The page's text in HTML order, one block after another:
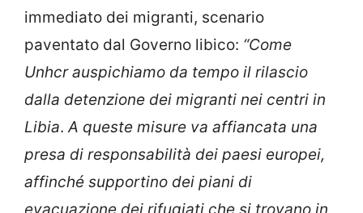
immediato dei migranti, scenario
paventato dal Governo libico: “Come
Unhcr auspichiamo da tempo il rilascio
dalla detenzione dei migranti nei centri in
Libia.A queste misure va affiancata una
presa di responsabilità dei paesi europei,
affinché supportino dei piani di
evacuazione dei rifugiati che si trovano in